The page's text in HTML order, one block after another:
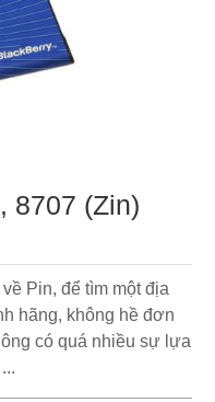
8707 (Zin)
Pin, để tìm một địa
hãng, không hề đơn
có quá nhiều sự lựa